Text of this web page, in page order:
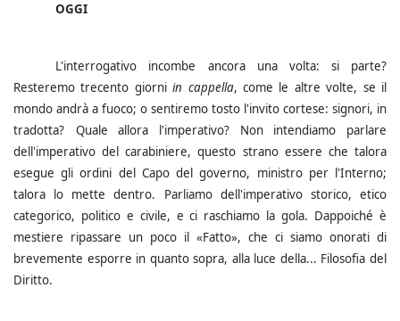
OGGI
L'interrogativo incombe ancora una volta: si parte?
Resteremo trecento giorniin cappella, come le altre volte, se il
mondo andrà a fuoco; o sentiremo tosto l'invito cortese: signori, in
tradotta?
Quale allora l'imperativo? Non intendiamo parlare
dell'imperativo del carabiniere, questo strano essere che talora
esegue gli ordini del Capo del governo, ministro per l'Interno;
talora lo mette dentro. Parliamo dell'imperativo storico, etico
categorico, politico e civile, e ci raschiamo la gola. Dappoiché è
mestiere ripassare un poco il «Fatto», che ci siamo onorati di
brevemente esporre in quanto sopra, alla luce della... Filosofia del
Diritto.